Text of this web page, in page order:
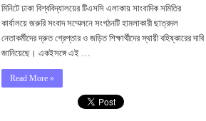
মিনিটে ঢাকা বিশ্ববিদ্যালয়ের টিএসসি এলাকায় সাংবাদিক সমিতির
কার্যালয়ে জরুরি সংবাদ সম্মেলনে সংগঠনটি হামলাকারী ছাত্রদল
নেতাকর্মীদের দ্রুত গ্রেপ্তার ও জড়িত শিক্ষার্থীদের স্থায়ী বহিষ্কারের দাবি
জানিয়েছে। একইসঙ্গে এই …
Read More »